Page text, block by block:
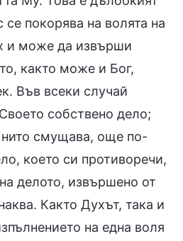
покорява на волята на
и може да извърши
както може и Бог,
Във всеки случай
собствено дело;
нито смущава, още по-
което си противоречи,
делото, извършено от
Както Духът, така и
на една воля